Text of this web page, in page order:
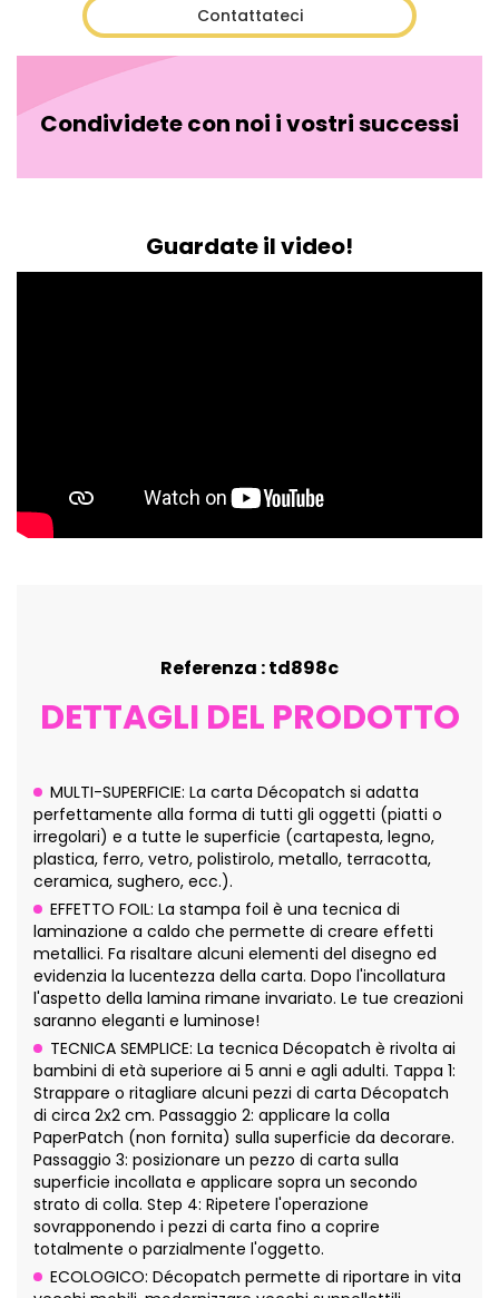
Contattateci
Condividete con noi i vostri successi
Guardate il video!
Referenza : td898c
DETTAGLI DEL PRODOTTO
MULTI-SUPERFICIE: La carta Décopatch si adatta
perfettamente alla forma di tutti gli oggetti (piatti o
irregolari) e a tutte le superficie (cartapesta, legno,
plastica, ferro, vetro, polistirolo, metallo, terracotta,
ceramica, sughero, ecc.).
EFFETTO FOIL: La stampa foil è una tecnica di
laminazione a caldo che permette di creare effetti
metallici. Fa risaltare alcuni elementi del disegno ed
evidenzia la lucentezza della carta. Dopo l'incollatura
l'aspetto della lamina rimane invariato. Le tue creazioni
saranno eleganti e luminose!
TECNICA SEMPLICE: La tecnica Décopatch è rivolta ai
bambini di età superiore ai 5 anni e agli adulti. Tappa 1:
Strappare o ritagliare alcuni pezzi di carta Décopatch
di circa 2x2 cm. Passaggio 2: applicare la colla
PaperPatch (non fornita) sulla superficie da decorare.
Passaggio 3: posizionare un pezzo di carta sulla
superficie incollata e applicare sopra un secondo
strato di colla. Step 4: Ripetere l'operazione
sovrapponendo i pezzi di carta fino a coprire
totalmente o parzialmente l'oggetto.
ECOLOGICO: Décopatch permette di riportare in vita